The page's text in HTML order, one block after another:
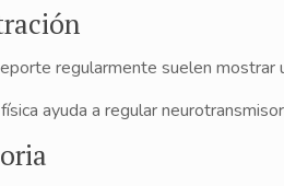
regularmente suelen
ayuda a regular